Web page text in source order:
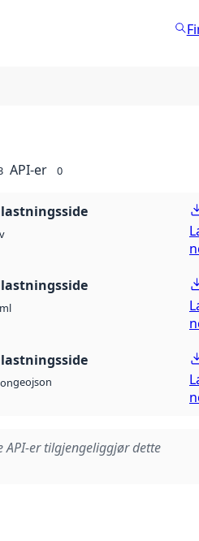
API-er 0
geojson
API-er tilgjengeliggjør dette